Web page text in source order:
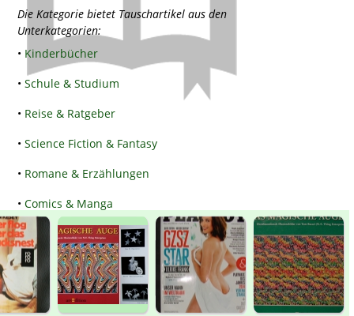
Die Kategorie bietet Tauschartikel aus den
Unterkategorien:
• Kinderbücher
•Schule & Studium
• Reise & Ratgeber
•Science Fiction & Fantasy
• Romane & Erzählungen
•Comics & Manga
•Ratgeber
•Comedy & Humor
•Esoterik